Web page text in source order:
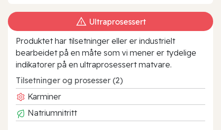
Ultraprosessert
Produktet har tilsetninger eller er industrielt
bearbeidet på en måte som vi mener er tydelige
indikatorer på en ultraprosessert matvare.
Tilsetninger og prosesser (2)
Karminer
Natriumnitritt